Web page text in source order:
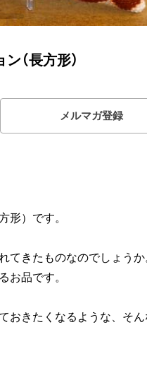
（長方形）
メルマガ登録
形）です。
てきたものなのでしょう
お品です。
おきたくなるような、そ